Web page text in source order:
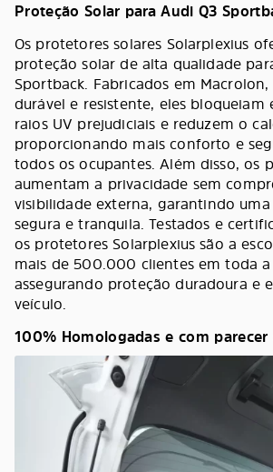
Proteção Solar para Audi Q3
Os protetores solares Solarplexius
proteção solar de alta qualidade
Sportback. Fabricados em
durável e resistente, eles bloqueiam
raios UV prejudiciais e reduzem o
proporcionando mais conforto e
todos os ocupantes. Além disso, os
aumentam a privacidade sem
visibilidade externa, garantindo
segura e tranquila. Testados e
os protetores Solarplexius são a
mais de 500.000 clientes em toda a
assegurando proteção duradoura e
veículo.
100% Homologadas e com parecer